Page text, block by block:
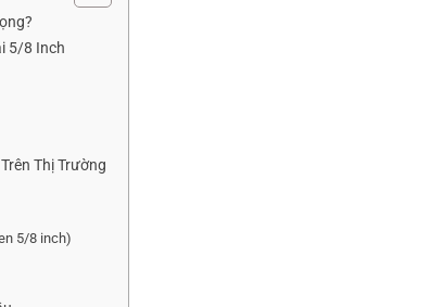
5/8 Inch
Thị Trường
5/8 inch)